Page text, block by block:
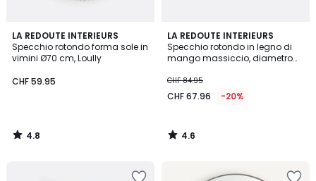
LA REDOUTE INTERIEURS
Specchio rotondo forma sole in
vimini Ø70 cm, Loully
CHF 59.95
4.8
/ 5
4.8
/
LA REDOUTE INTERIEURS
Specchio rotondo in legno di
mango massiccio, diametro
CHF 84.95
CHF 67.96 -20%
4.6
/ 5
4.6
/